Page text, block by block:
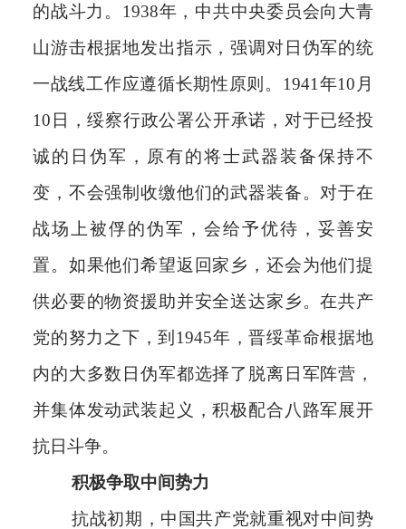
的战斗力。1938年，中共中央委员会向大青
山游击根据地发出指示，强调对日伪军的统
一战线工作应遵循长期性原则。1941年10月
10日，绥察行政公署公开承诺，对于已经投
诚的日伪军，原有的将士武器装备保持不
变，不会强制收缴他们的武器装备。对于在
战场上被俘的伪军，会给予优待，妥善安
置。如果他们希望返回家乡，还会为他们提
供必要的物资援助并安全送达家乡。在共产
党的努力之下，到1945年，晋绥革命根据地
内的大多数日伪军都选择了脱离日军阵营，
并集体发动武装起义，积极配合八路军展开
抗日斗争。
积极争取中间势力
抗战初期，中国共产党就重视对中间势